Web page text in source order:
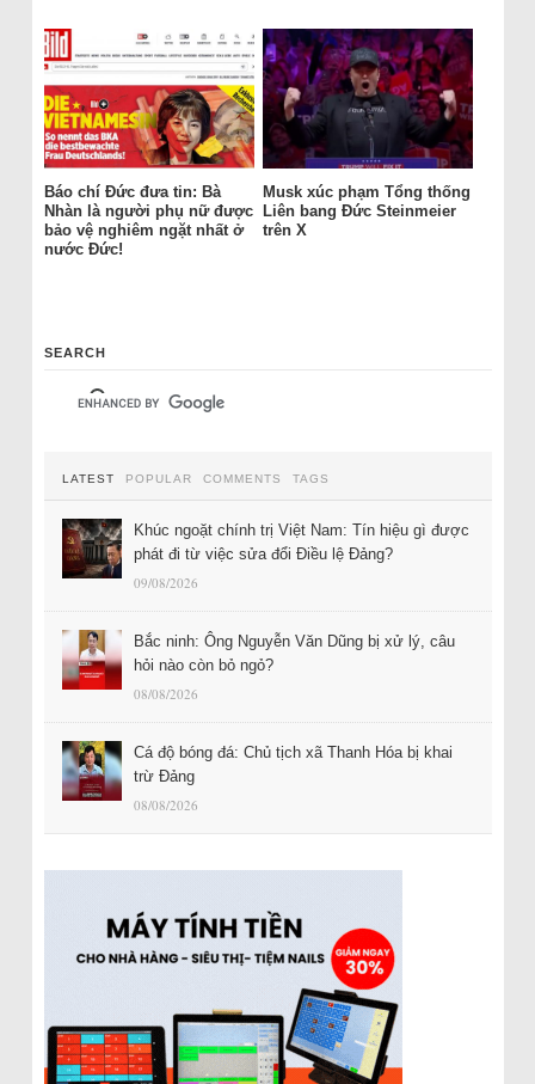
Báo chí Đức đưa tin: Bà
Nhàn là người phụ nữ được
bảo vệ nghiêm ngặt nhất ở
nước Đức!
Musk xúc phạm Tổng thống
Liên bang Đức Steinmeier
trên X
SEARCH
LATEST POPULAR COMMENTS TAGS
Khúc ngoặt chính trị Việt Nam: Tín hiệu gì được
phát đi từ việc sửa đổi Điều lệ Đảng?
09/08/2026
Bắc ninh: Ông Nguyễn Văn Dũng bị xử lý, câu
hỏi nào còn bỏ ngỏ?
08/08/2026
Cá độ bóng đá: Chủ tịch xã Thanh Hóa bị khai
trừ Đảng
08/08/2026